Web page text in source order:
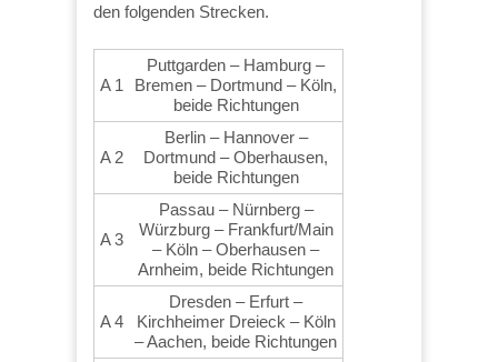
den folgenden Strecken.
A 1
Puttgarden – Hamburg –
Bremen – Dortmund – Köln,
beide Richtungen
A 2
Berlin – Hannover –
Dortmund – Oberhausen,
beide Richtungen
A 3
Passau – Nürnberg –
Würzburg – Frankfurt/Main
– Köln – Oberhausen –
Arnheim, beide Richtungen
A 4
Dresden – Erfurt –
Kirchheimer Dreieck – Köln
– Aachen, beide Richtungen